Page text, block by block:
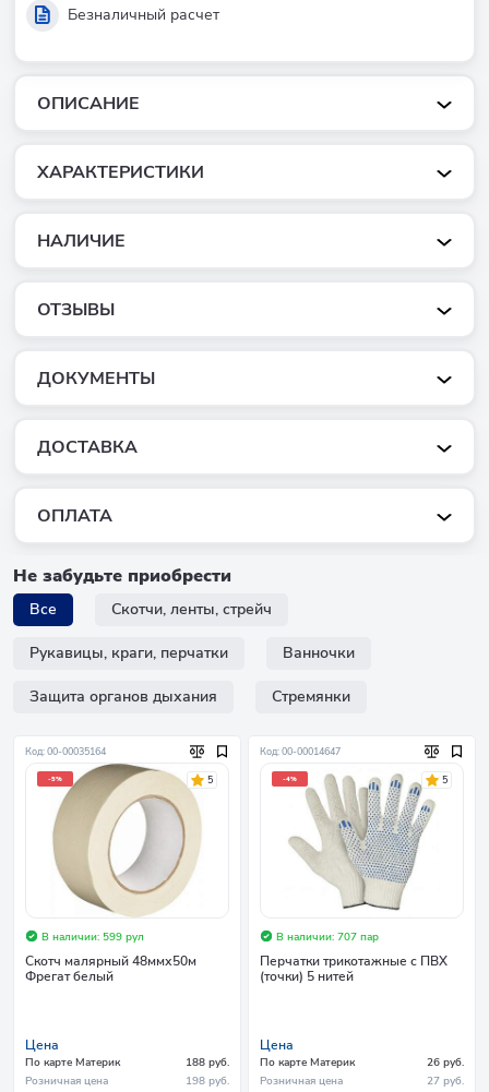
ОПИСАНИЕ
ХАРАКТЕРИСТИКИ
НАЛИЧИЕ
ОТЗЫВЫ
ДОКУМЕНТЫ
ДОСТАВКА
ОПЛАТА
Безналичный расчет
Не забудьте приобрести
Все Скотчи, ленты, стрейч
Рукавицы, краги, перчатки Ванночки
Защита органов дыхания Стремянки
Код: 00-00035164
-5% 5
В наличии: 599 рул
Скотч малярный 48ммх50м
Фрегат белый
Цена
По карте Материк
188 руб.
Розничная цена
198 руб.
Код: 00-00014647
-4% 5
В наличии: 707 пар
Перчатки трикотажные с ПВХ
(точки) 5 нитей
Цена
По карте Материк
26 руб.
Розничная цена
27 руб.